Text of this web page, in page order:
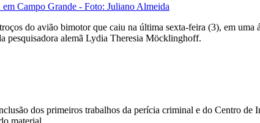
em Campo Grande - Foto: Juliano Almeida
do avião bimotor que caiu na última sexta-feira (3), em
pesquisadora alemã Lydia Theresia Möcklinghoff.
dos primeiros trabalhos da perícia criminal e do Centro